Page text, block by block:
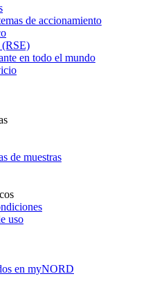
de accionamiento
(RSE)
en todo el mundo
de muestras
uso
en myNORD